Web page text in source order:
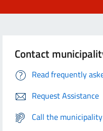
Contact
Read frequently
Request Assistance
Call the